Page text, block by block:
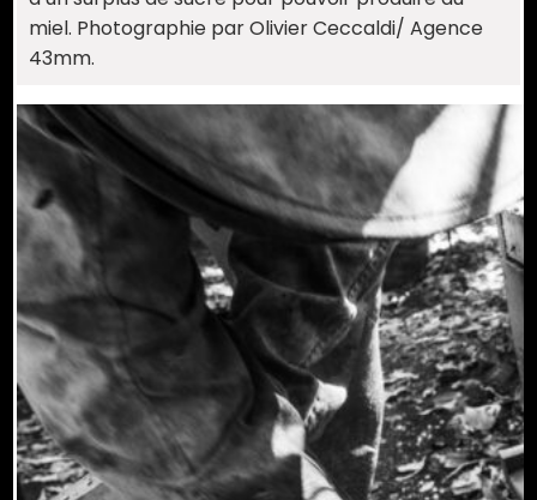
miel. Photographie par Olivier Ceccaldi/ Agence
43mm.